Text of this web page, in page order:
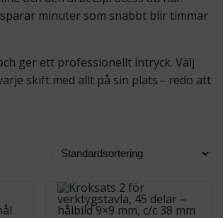
minuter som snabbt blir timmar
ger ett professionellt intryck. Välj
skift med allt på sin plats – redo att